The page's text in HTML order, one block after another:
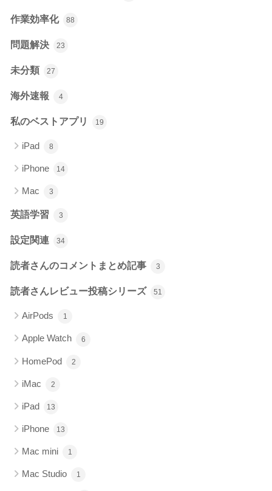
作業効率化 88
問題解決 23
未分類 27
海外速報 4
私のベストアプリ 19
iPad 8
iPhone 14
Mac 3
英語学習 3
設定関連 34
読者さんのコメントまとめ記事 3
読者さんレビュー投稿シリーズ 51
AirPods 1
Apple Watch 6
HomePod 2
iMac 2
iPad 13
iPhone 13
Mac mini 1
Mac Studio 1